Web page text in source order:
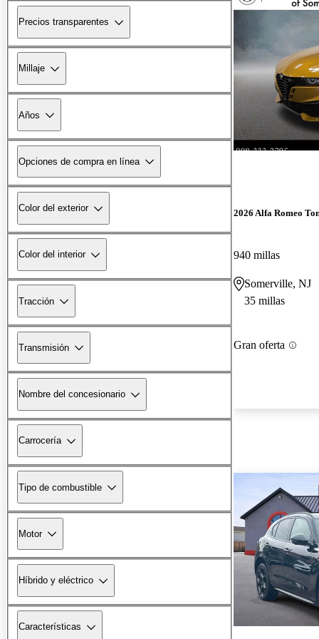
Precios transparentes
Millaje
Años
Opciones de compra en línea
Color del exterior
Color del interior
Tracción
Transmisión
Nombre del concesionario
Carrocería
Tipo de combustible
Motor
Híbrido y eléctrico
Características
2026 Alfa Romeo
940 millas
Somerville, NJ
35 millas
Gran oferta